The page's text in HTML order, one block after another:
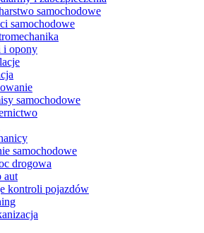
samochodowe
samochodowe
i opony
samochodowe
samochodowe
drogowa
aut
kontroli pojazdów